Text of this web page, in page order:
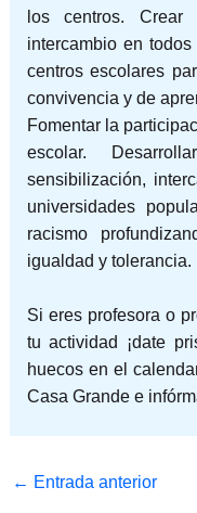
los centros. Crear
intercambio en
centros escolares
convivencia y de
Fomentar la
escolar.
sensibilización,
universidades
racismo
igualdad y tolerancia.
Si eres profesora o
tu actividad ¡date
huecos en el
Casa Grande e
← Entrada anterior